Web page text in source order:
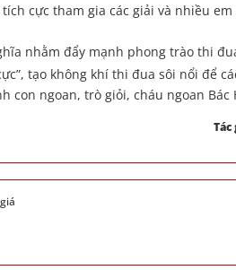
cực tham gia các giải và nhiều
nhằm đẩy mạnh phong trào thi
tạo không khí thi đua sôi nổi để
con ngoan, trò giỏi, cháu ngoan Bác
Tác